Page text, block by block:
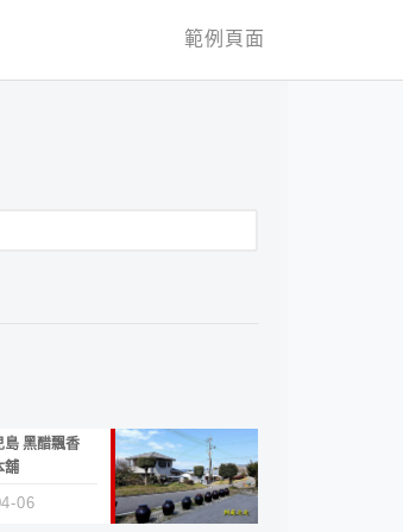
範例頁面
島 黑醋飄香
舖
06